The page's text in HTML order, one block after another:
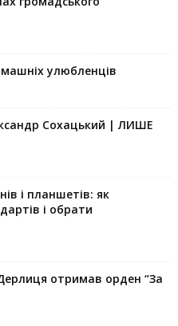
улюбленців
Сохацький | ЛИШЕ
і планшетів: як
і обрати
отримав орден “За